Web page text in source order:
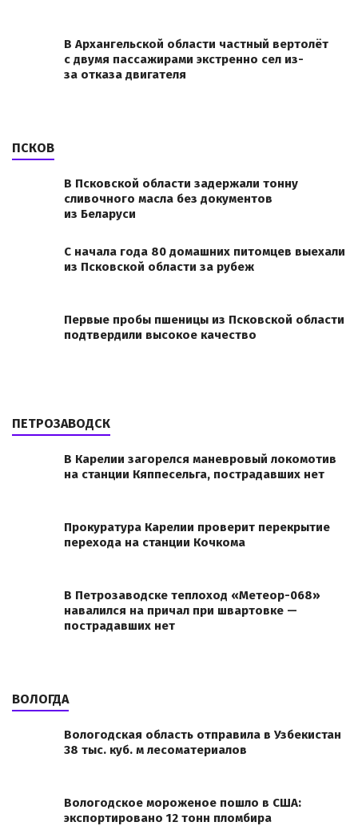
В Архангельской области частный вертолёт
с двумя пассажирами экстренно сел из-
за отказа двигателя
ПСКОВ
В Псковской области задержали тонну
сливочного масла без документов
из Беларуси
С начала года 80 домашних питомцев выехали
из Псковской области за рубеж
Первые пробы пшеницы из Псковской области
подтвердили высокое качество
ПЕТРОЗАВОДСК
В Карелии загорелся маневровый локомотив
на станции Кяппесельга, пострадавших нет
Прокуратура Карелии проверит перекрытие
перехода на станции Кочкома
В Петрозаводске теплоход «Метеор-068»
навалился на причал при швартовке —
пострадавших нет
ВОЛОГДА
Вологодская область отправила в Узбекистан
38 тыс. куб. м лесоматериалов
Вологодское мороженое пошло в США:
экспортировано 12 тонн пломбира